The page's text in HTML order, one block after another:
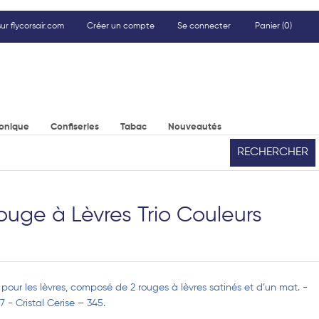
flycorsair.com Créer un compte Se connecter Panier (0)
Confiseries Tabac Nouveautés
RECHERCHER
à Lèvres Trio Couleurs
pour les lèvres, composé de 2 rouges à lèvres satinés et d’un mat. -
- Cristal Cerise – 345.